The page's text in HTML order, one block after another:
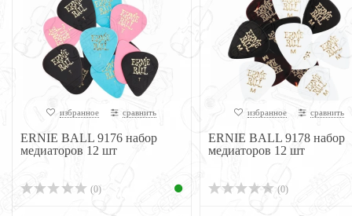
избранное сравнить
ERNIE BALL 9176 набор
медиаторов 12 шт
(0)
избранное сравнить
ERNIE BALL 9178 набор
медиаторов 12 шт
(0)